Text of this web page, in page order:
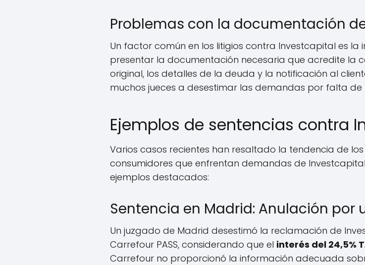
Problemas con la documentación
Un factor común en los litigios contra Investcapital es
presentar la documentación necesaria que acredite la
original, los detalles de la deuda y la notificación al
muchos jueces a desestimar las demandas por falta
Ejemplos de sentencias contra
Varios casos recientes han resaltado la tendencia de
consumidores que enfrentan demandas de
ejemplos destacados:
Sentencia en Madrid: Anulación por
Un juzgado de Madrid desestimó la reclamación de
Carrefour PASS, considerando que el interés del 24,5%
Carrefour no proporcionó la información adecuada